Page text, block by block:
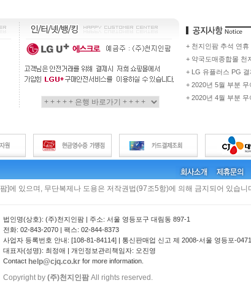
+ 천지인팜 추석 연휴
+ 약국도매종합몰 천
+ LG 유플러스 PG
+ 2020년 5월 부분
+ 2020년 4월 부분
]에 있으며, 무단복제나 도용은 저작권법(97조5항)에 의해 금지되어 있습
법인명(상호): (주)천지인팜 | 주소: 서울 영등포구 대림동 897-1
전화: 02-843-2070 | 팩스: 02-844-8373
사업자 등록번호 안내: [108-81-84114] | 통신판매업 신고 제 2008-서울 영등포-
대표자(성명): 최정애 | 개인정보관리책임자: 오진영
Contact help@cjq.co.kr for more information.
Copyright by (주)천지인팜 All rights reserved.